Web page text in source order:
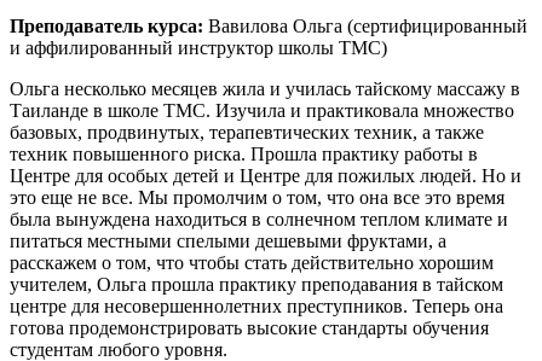
Преподаватель курса: Вавилова Ольга (сертифицированный
и аффилированный инструктор школы ТМС)
Ольга несколько месяцев жила и училась тайскому массажу в
Таиланде в школе ТМС. Изучила и практиковала множество
базовых, продвинутых, терапевтических техник, а также
техник повышенного риска. Прошла практику работы в
Центре для особых детей и Центре для пожилых людей. Но и
это еще не все. Мы промолчим о том, что она все это время
была вынуждена находиться в солнечном теплом климате и
питаться местными спелыми дешевыми фруктами, а
расскажем о том, что чтобы стать действительно хорошим
учителем, Ольга прошла практику преподавания в тайском
центре для несовершеннолетних преступников. Теперь она
готова продемонстрировать высокие стандарты обучения
студентам любого уровня.